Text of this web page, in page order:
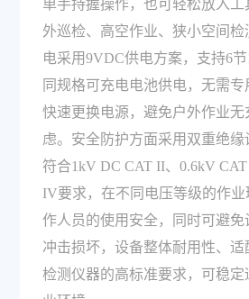
单手持握操作，也可轻松放入工
外巡检、高空作业、狭小空间
电采用9VDC供电方案，支持6
同规格可充电电池供电，无需
快速更换电源，避免户外作业
虑。安全防护方面采用双重绝
符合1kV DC CAT II、0.6kV
IV要求，在不同电压等级的作
作人员的使用安全，同时可避
冲击损坏，设备整体耐用性、
检测仪器的高标准要求，可稳